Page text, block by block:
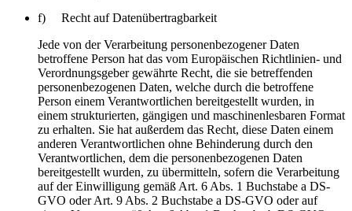
f) Recht auf Datenübertragbarkeit
Jede von der Verarbeitung personenbezogener Daten
betroffene Person hat das vom Europäischen Richtlinien- und
Verordnungsgeber gewährte Recht, die sie betreffenden
personenbezogenen Daten, welche durch die betroffene
Person einem Verantwortlichen bereitgestellt wurden, in
einem strukturierten, gängigen und maschinenlesbaren Format
zu erhalten. Sie hat außerdem das Recht, diese Daten einem
anderen Verantwortlichen ohne Behinderung durch den
Verantwortlichen, dem die personenbezogenen Daten
bereitgestellt wurden, zu übermitteln, sofern die Verarbeitung
auf der Einwilligung gemäß Art. 6 Abs. 1 Buchstabe a DS-
GVO oder Art. 9 Abs. 2 Buchstabe a DS-GVO oder auf